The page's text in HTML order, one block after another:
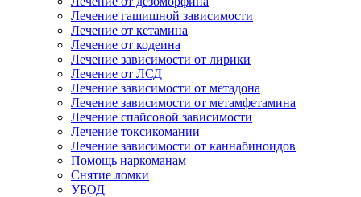
Лечение гашишной зависимости
Лечение от кетамина
Лечение от кодеина
Лечение зависимости от лирики
Лечение от ЛСД
Лечение зависимости от метадона
Лечение зависимости от метамфетамина
Лечение спайсовой зависимости
Лечение токсикомании
Лечение зависимости от каннабиноидов
Помощь наркоманам
Снятие ломки
УБОД